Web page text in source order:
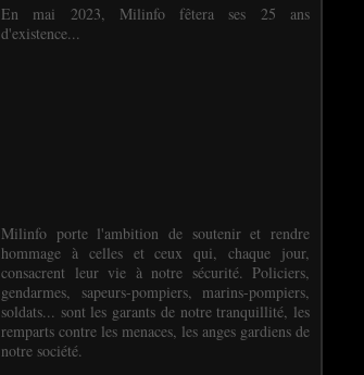
En mai 2023, Milinfo fêtera ses 25 ans
d'existence...
Milinfo porte l'ambition de soutenir et rendre
hommage à celles et ceux qui, chaque jour,
consacrent leur vie à notre sécurité. Policiers,
gendarmes, sapeurs-pompiers, marins-pompiers,
soldats... sont les garants de notre tranquillité, les
remparts contre les menaces, les anges gardiens de
notre société.